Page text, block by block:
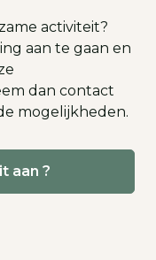
activiteit?
aan te gaan en
dan contact
mogelijkheden.
aan ?